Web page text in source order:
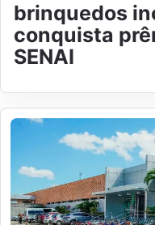
brinquedos
conquista
SENAI